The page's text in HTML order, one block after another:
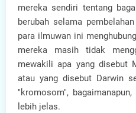
mereka sendiri tentang
berubah selama
para ilmuwan ini
mereka masih tidak
mewakili apa yang disebut
atau yang disebut Darwin
"kromosom",
lebih jelas.